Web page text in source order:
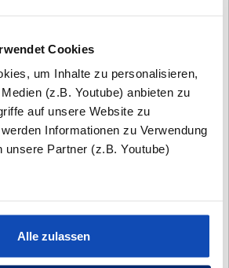
Cookies
um Inhalte zu personalisieren,
(z.B. Youtube) anbieten zu
auf unsere Website zu
Informationen zu Verwendung
unsere Partner (z.B. Youtube)
Alle zulassen
Vereinbarung